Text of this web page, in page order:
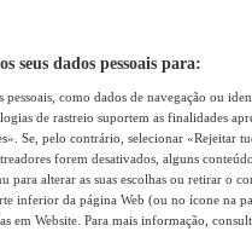
seus dados pessoais para:
pessoais, como dados de navegação ou
de rastreio suportem as finalidades
Se, pelo contrário, selecionar «Rejeitar
forem desativados, alguns
para alterar as suas escolhas ou retirar o
inferior da página Web (ou no ícone na
em Website. Para mais informação,